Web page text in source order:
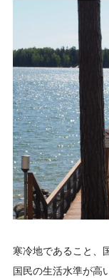
寒冷地であること、
国民の生活水準が高